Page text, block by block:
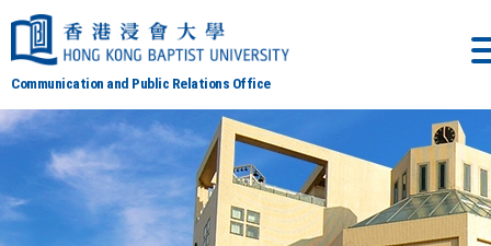
Communication and Public Relations Office